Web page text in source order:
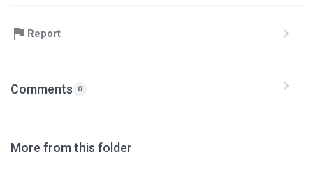
Report
Comments 0
More from this folder